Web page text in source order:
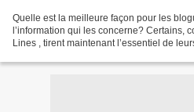
Quelle est la meilleure façon pour les
l’information qui les concerne? Certains,
Lines , tirent maintenant l’essentiel de